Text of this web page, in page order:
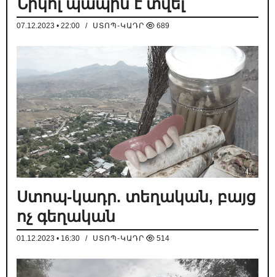
Նիկոլ պապին է տվել
07.12.2023 • 22:00 / ՍՏՈՊ-ԿԱԴՐ 689
Ստոպ-կադր. տեղական, բայց
ոչ գեղական
01.12.2023 • 16:30 / ՍՏՈՊ-ԿԱԴՐ 514